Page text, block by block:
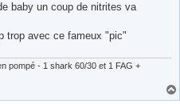
baby un coup de nitrites va
trop avec ce fameux "pic"
pompé - 1 shark 60/30 et 1 FAG +